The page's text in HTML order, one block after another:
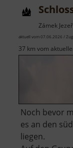
Zámek
aktuell vom 07.06.2026 /
37 km vom
Noch bevor
es an den
liegen.